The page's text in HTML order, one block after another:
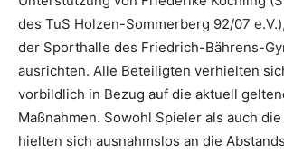
des TuS Holzen-Sommerberg 92/07
der Sporthalle des Friedrich-Bährens-
ausrichten. Alle Beteiligten verhielten
vorbildlich in Bezug auf die aktuell
Maßnahmen. Sowohl Spieler als auch
hielten sich ausnahmslos an die